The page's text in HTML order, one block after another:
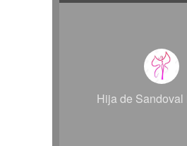
Hija de Sandoval